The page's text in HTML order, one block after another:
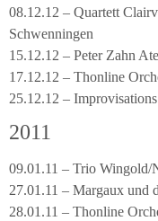
08.12.12 – Quartett
Schwenningen
15.12.12 – Peter Zahn
17.12.12 – Thonline
25.12.12 –
2011
09.01.11 – Trio
27.01.11 – Margaux und
28.01.11 – Thonline